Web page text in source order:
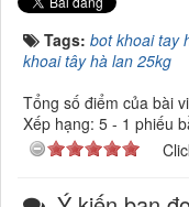
Tags: bot khoai tay
khoai tây hà lan 25kg
Tổng số điểm của bài
Xếp hạng: 5 - 1 phiếu